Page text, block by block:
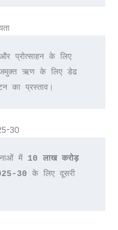
प्रोत्साहन के लिए
ऋण के लिए डेढ
का प्रस्ताव।
30
में 10 लाख करोड़
30 के लिए दूसरी